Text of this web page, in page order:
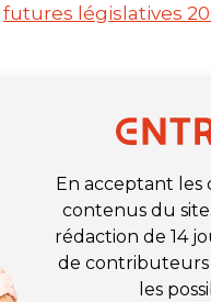
futures législatives
En acceptant les
contenus du
rédaction de 14
de contributeurs
les